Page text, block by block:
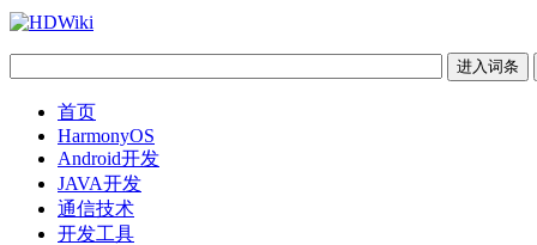
首页
HarmonyOS
Android开发
JAVA开发
通信技术
开发工具